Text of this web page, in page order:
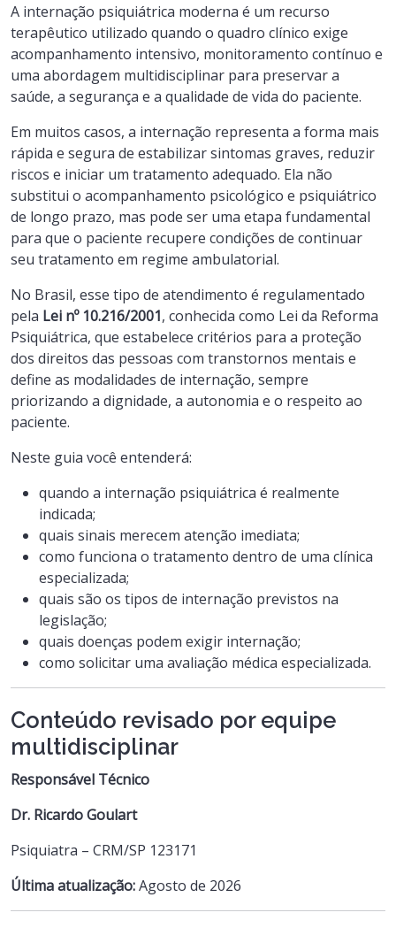
A internação psiquiátrica moderna é um recurso
terapêutico utilizado quando o quadro clínico exige
acompanhamento intensivo, monitoramento contínuo e
uma abordagem multidisciplinar para preservar a
saúde, a segurança e a qualidade de vida do paciente.
Em muitos casos, a internação representa a forma mais
rápida e segura de estabilizar sintomas graves, reduzir
riscos e iniciar um tratamento adequado. Ela não
substitui o acompanhamento psicológico e psiquiátrico
de longo prazo, mas pode ser uma etapa fundamental
para que o paciente recupere condições de continuar
seu tratamento em regime ambulatorial.
No Brasil, esse tipo de atendimento é regulamentado
pela Lei nº 10.216/2001, conhecida como Lei da Reforma
Psiquiátrica, que estabelece critérios para a proteção
dos direitos das pessoas com transtornos mentais e
define as modalidades de internação, sempre
priorizando a dignidade, a autonomia e o respeito ao
paciente.
Neste guia você entenderá:
quando a internação psiquiátrica é realmente
indicada;
quais sinais merecem atenção imediata;
como funciona o tratamento dentro de uma clínica
especializada;
quais são os tipos de internação previstos na
legislação;
quais doenças podem exigir internação;
como solicitar uma avaliação médica especializada.
Conteúdo revisado por equipe
multidisciplinar
Responsável Técnico
Dr. Ricardo Goulart
Psiquiatra – CRM/SP 123171
Última atualização:Agosto de 2026